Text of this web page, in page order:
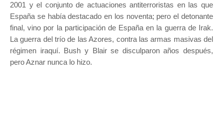
2001 y el conjunto de actuaciones antiterroristas en las que
España se había destacado en los noventa; pero el detonante
final, vino por la participación de España en la guerra de Irak.
La guerra del trío de las Azores, contra las armas masivas del
régimen iraquí. Bush y Blair se disculparon años después,
pero Aznar nunca lo hizo.